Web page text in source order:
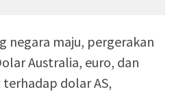
negara maju, pergerakan
Australia, euro, dan
dolar AS,